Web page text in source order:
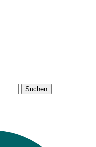
Suchen
Suchen